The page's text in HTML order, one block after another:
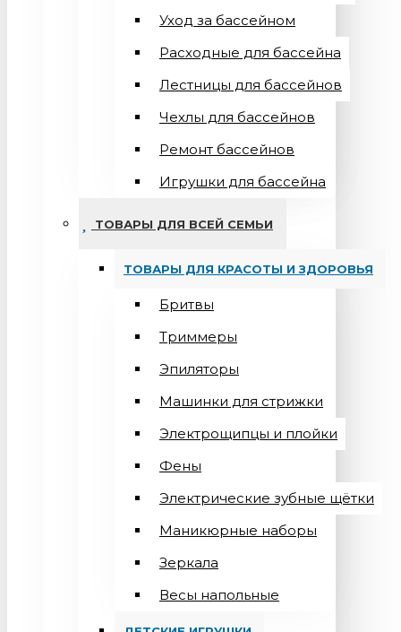
Уход за бассейном
Расходные для бассейна
Лестницы для бассейнов
Чехлы для бассейнов
Ремонт бассейнов
Игрушки для бассейна
ТОВАРЫ ДЛЯ ВСЕЙ СЕМЬИ
ТОВАРЫ ДЛЯ КРАСОТЫ И ЗДОРОВЬЯ
Бритвы
Триммеры
Эпиляторы
Машинки для стрижки
Электрощипцы и плойки
Фены
Электрические зубные щётки
Маникюрные наборы
Зеркала
Весы напольные